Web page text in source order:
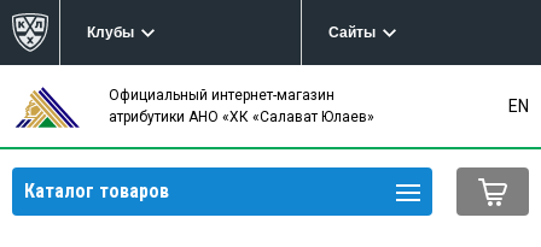
Клубы Сайты
Официальный интернет-магазин
атрибутики АНО «ХК «Салават Юлаев»
EN
Каталог товаров